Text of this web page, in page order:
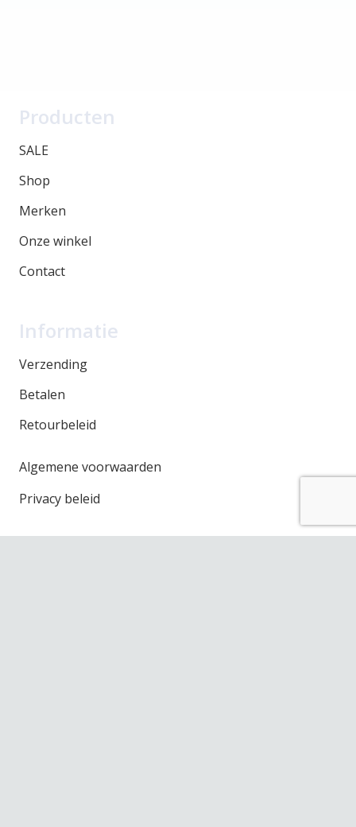
Producten
SALE
Shop
Merken
Onze winkel
Contact
Informatie
Verzending
Betalen
Retourbeleid
Algemene voorwaarden
Privacy beleid